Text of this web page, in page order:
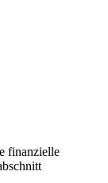
finanzielle